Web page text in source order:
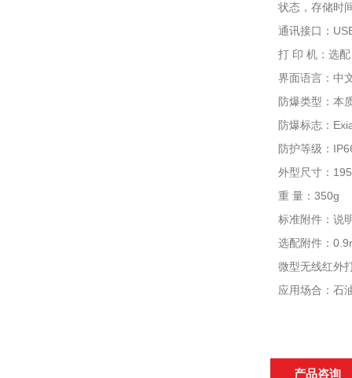
状态，存储时
通讯接口：
打 印 机：选
界面语言：中
防爆类型：本
防爆标志：
防护等级：
外型尺寸：
重 量：350g
标准附件：说
选配附件：
微型无线红外
应用场合：石
产品咨询